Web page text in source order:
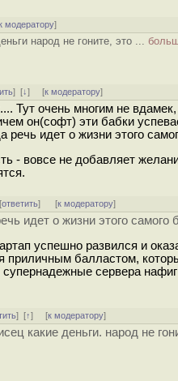
модератору]
народ не гоните, это ...
][↓] [к модератору]
Тут очень многим не
он(софт) эти бабки
речь идет о жизни этого
- вовсе не добавляет
ответить] [к модератору]
идет о жизни этого самого
успешно развился и
приличным балластом,
супернадежные сервера
][↑] [к модератору]
какие деньги. народ не